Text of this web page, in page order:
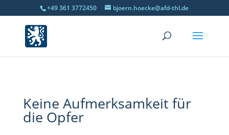
+49 361 3772450 bjoern.hoecke@afd-thl.de
Keine Aufmerksamkeit für
die Opfer